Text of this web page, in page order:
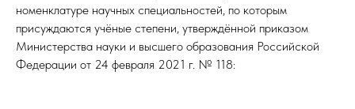
номенклатуре научных специальностей, по которым
присуждаются учёные степени, утверждённой приказом
Министерства науки и высшего образования Российской
Федерации от 24 февраля 2021 г. № 118: